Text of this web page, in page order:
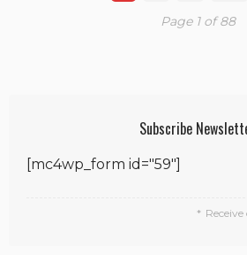
Page 1 of 88
Subscribe
[mc4wp_form id="59"]